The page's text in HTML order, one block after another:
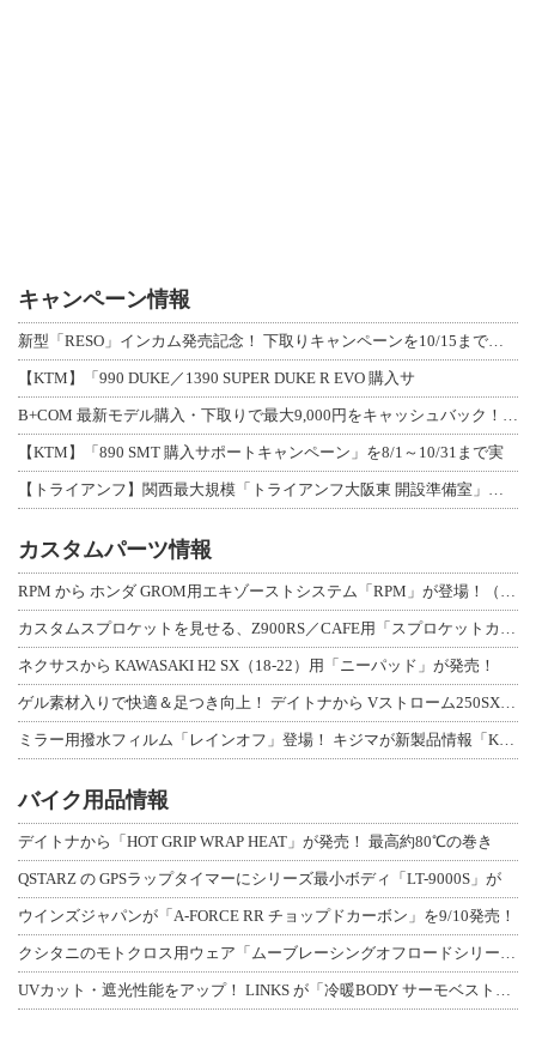
キャンペーン情報
新型「RESO」インカム発売記念！ 下取りキャンペーンを10/15まで延長して開
【KTM】「990 DUKE／1390 SUPER DUKE R EVO 購入サ
B+COM 最新モデル購入・下取りで最大9,000円をキャッシュバック！「B+F
【KTM】「890 SMT 購入サポートキャンペーン」を8/1～10/31まで実
【トライアンフ】関西最大規模「トライアンフ大阪東 開設準備室」がオープン！ 限定
カスタムパーツ情報
RPM から ホンダ GROM用エキゾーストシステム「RPM」が登場！（動画あり
カスタムスプロケットを見せる、Z900RS／CAFE用「スプロケットカバーフルキ
ネクサスから KAWASAKI H2 SX（18-22）用「ニーパッド」が発売！
ゲル素材入りで快適＆足つき向上！ デイトナから Vストローム250SX用「快適ロ
ミラー用撥水フィルム「レインオフ」登場！ キジマが新製品情報「KIJIMA NE
バイク用品情報
デイトナから「HOT GRIP WRAP HEAT」が発売！ 最高約80℃の巻き
QSTARZ の GPSラップタイマーにシリーズ最小ボディ「LT-9000S」が
ウインズジャパンが「A-FORCE RR チョップドカーボン」を9/10発売！
クシタニのモトクロス用ウェア「ムーブレーシングオフロードシリーズ」3アイテムが登
UVカット・遮光性能をアップ！ LINKS が「冷暖BODY サーモベスト」改良